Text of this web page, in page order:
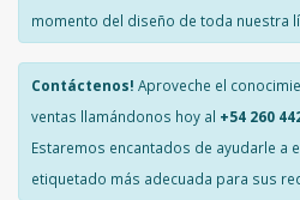
momento del diseño de toda nuestra
Contáctenos! Aproveche el
ventas llamándonos hoy al +54 260
Estaremos encantados de ayudarle a
etiquetado más adecuada para sus